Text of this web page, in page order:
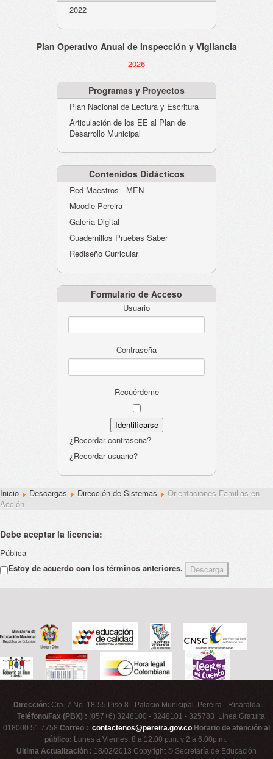
2022
Plan Operativo Anual de Inspección y Vigilancia
2026
Programas y Proyectos
Plan Nacional de Lectura y Escritura
Articulación de los EE al Plan de
Desarrollo Municipal
Contenidos Didácticos
Red Maestros - MEN
Moodle Pereira
Galería Digital
Cuadernillos Pruebas Saber
Rediseño Curricular
Formulario de Acceso
Usuario
Contraseña
Recuérdeme
¿Recordar contraseña?
¿Recordar usuario?
Inicio Descargas Dirección de Sistemas
Orientaciones Familias en
Acción
Debe aceptar la licencia:
Pública
Estoy de acuerdo con los términos anteriores.
Dirección: Cra. 7 No. 18-55 Piso 8 - Palacio Municipal Pereira - Risaralda
Teléfono/Fax (PBX) : (057+6) 3248100 - 3248101 - 325783 Línea Gratuita
018000 51 7758 Correo : contactenos@pereira.gov.co Horario de atención al
público: Lunes a Viernes: 8 a 12:00 p.m. y 2 a 6:00p.m.
Ultima Actualización : 18/02/2013 Copyright © Secretaría de Educación